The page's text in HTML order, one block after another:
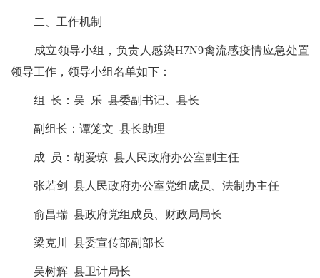
二、工作机制
成立领导小组，负责人感染H7N9禽流感疫情应急处置
领导工作，领导小组名单如下：
组 长：吴 乐 县委副书记、县长
副组长：谭笼文 县长助理
成 员：胡爱琼 县人民政府办公室副主任
张若剑 县人民政府办公室党组成员、法制办主任
俞昌瑞 县政府党组成员、财政局局长
梁克川 县委宣传部副部长
吴树辉 县卫计局长